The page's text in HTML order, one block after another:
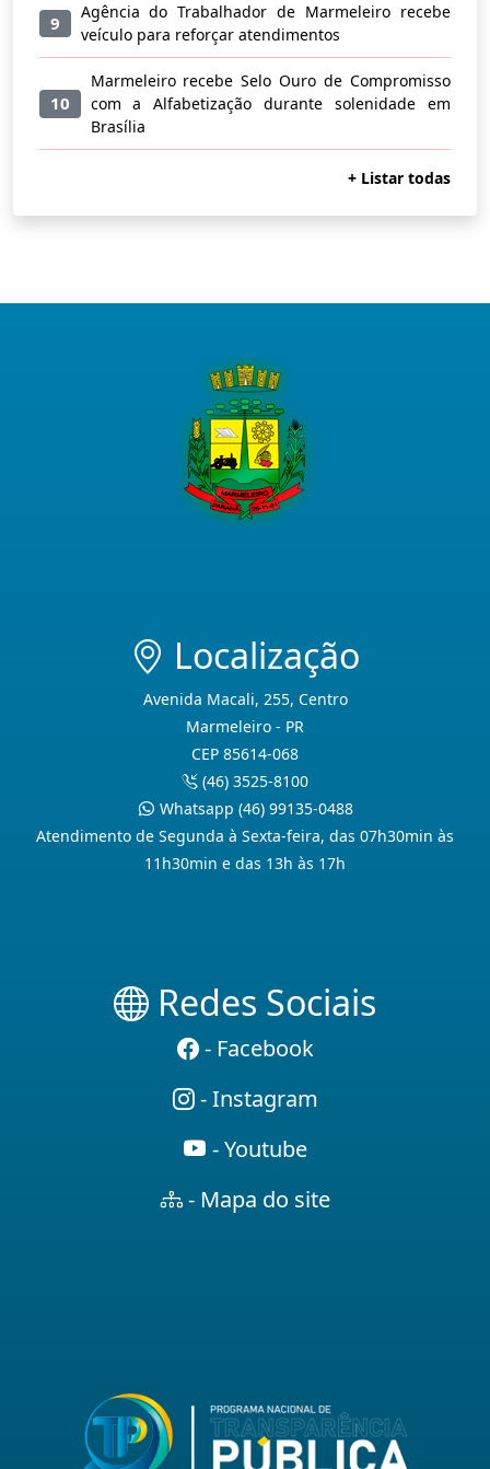
9
Agência do Trabalhador de Marmeleiro recebe
veículo para reforçar atendimentos
10
Marmeleiro recebe Selo Ouro de Compromisso
com a Alfabetização durante solenidade em
Brasília
+ Listar todas
Localização
Avenida Macali, 255, Centro
Marmeleiro - PR
CEP 85614-068
(46) 3525-8100
Whatsapp (46) 99135-0488
Atendimento de Segunda à Sexta-feira, das 07h30min às
11h30min e das 13h às 17h
Redes Sociais
- Facebook
- Instagram
- Youtube
- Mapa do site